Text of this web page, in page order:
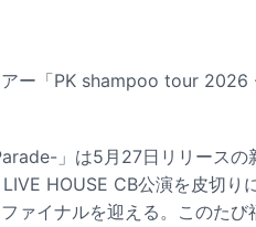
ー「PK shampoo tour
」は5月27日リリースの
HOUSE CB公演を皮切り
ァイナルを迎える。このた